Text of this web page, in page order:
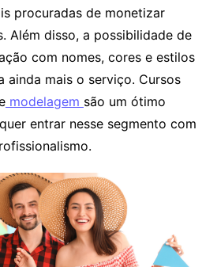
procuradas de monetizar
Além disso, a possibilidade de
com nomes, cores e estilos
ainda mais o serviço. Cursos
modelagem são um ótimo
entrar nesse segmento com